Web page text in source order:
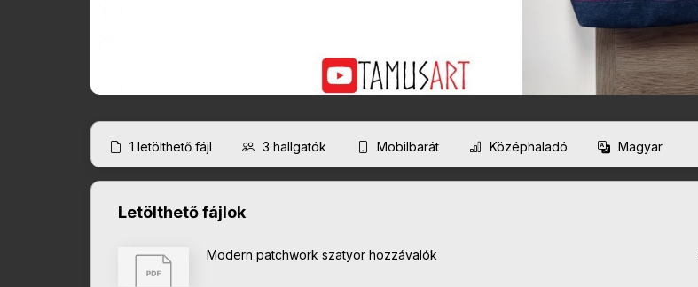
1 letölthető fájl 3 hallgatók Mobilbarát Középhaladó Magyar
Letölthető fájlok
Modern patchwork szatyor hozzávalók